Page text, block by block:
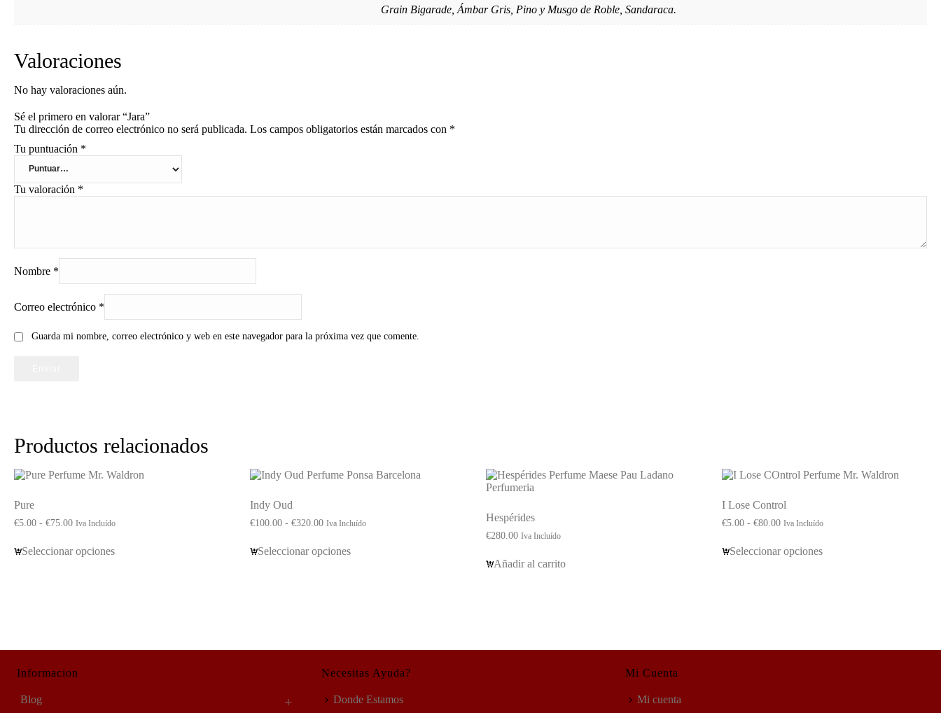
Grain Bigarade, Ámbar Gris, Pino y Musgo de Roble, Sandaraca.
Valoraciones
No hay valoraciones aún.
Sé el primero en valorar “Jara”
Tu dirección de correo electrónico no será publicada. Los campos obligatorios están marcados con *
Tu puntuación *
Tu valoración *
Nombre *
Correo electrónico *
Guarda mi nombre, correo electrónico y web en este navegador para la próxima vez que comente.
Productos relacionados
Pure
€5.00 - €75.00Rango
precios:
desde
Iva Incluído
Seleccionar opciones
Indy Oud
€100.00 - €320.00Rango
precios:
desde
Iva Incluído
Seleccionar opciones
Hespérides
€280.00 Iva Incluído
Añadir al carrito
I Lose Control
€5.00 - €80.00Rango
precios:
desde
Iva Incluído
Seleccionar opciones
Informacion
Blog
Necesitas Ayuda?
Donde Estamos
Mi Cuenta
Mi cuenta